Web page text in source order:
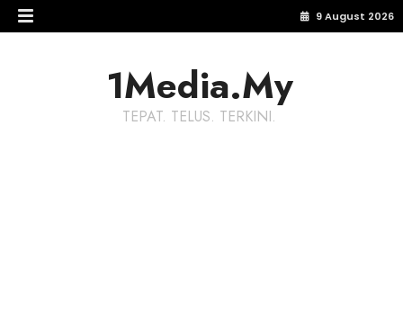
9 August 2026
1Media.My
TEPAT. TELUS. TERKINI.